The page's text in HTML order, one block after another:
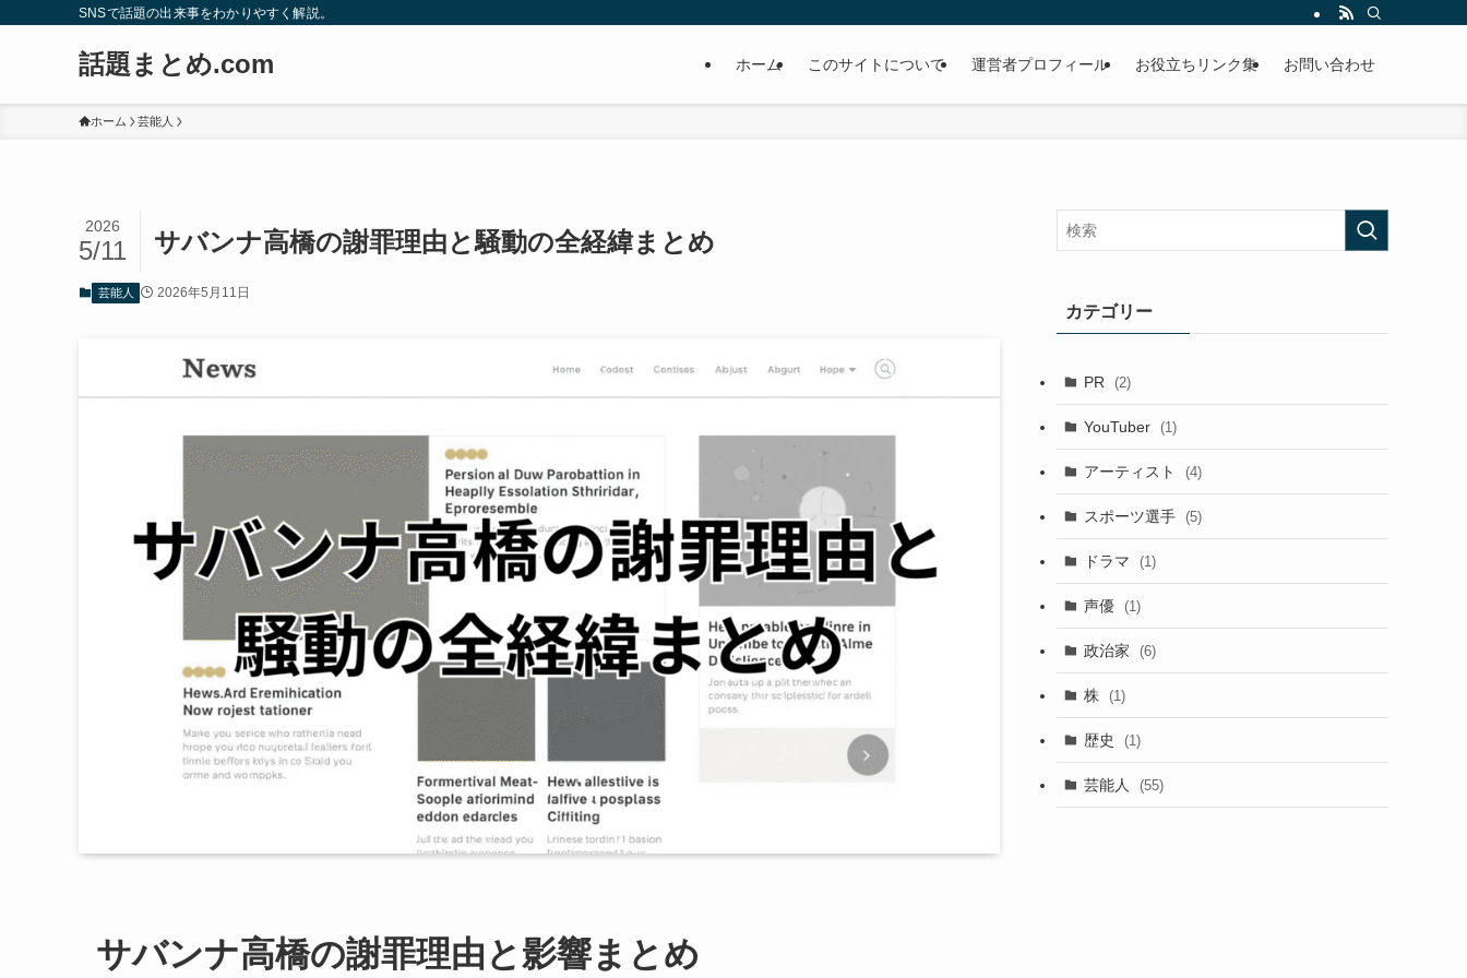
SNSで話題の出来事をわかりやすく解説。
話題まとめ.com ホーム このサイトについて 運営者プロフィール お役立ちリンク集 お問い合わせ
ホーム 芸能人
サバンナ高橋の謝罪理由と騒動の全経緯まとめ
2026
5/11
芸能人 2026年5月11日
サバンナ高橋の謝罪理由と影響まとめ
カテゴリー
PR (2)
YouTuber (1)
アーティスト (4)
スポーツ選手 (5)
ドラマ (1)
声優 (1)
政治家 (6)
株 (1)
歴史 (1)
芸能人 (55)